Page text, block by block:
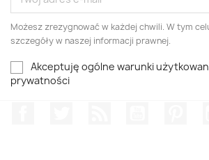
Możesz zrezygnować w każdej chwili. W tym
szczegóły w naszej informacji prawnej.
Akceptuję ogólne warunki
prywatności